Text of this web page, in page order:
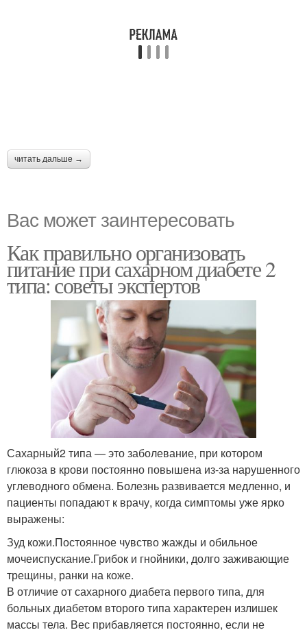
читать дальше →
Вас может заинтересовать
Как правильно организовать
питание при сахарном диабете 2
типа: советы экспертов
Сахарный2 типа — это заболевание, при котором
глюкоза в крови постоянно повышена из-за нарушенного
углеводного обмена. Болезнь развивается медленно, и
пациенты попадают к врачу, когда симптомы уже ярко
выражены:
Зуд кожи.Постоянное чувство жажды и обильное
мочеиспускание.Грибок и гнойники, долго заживающие
трещины, ранки на коже.
В отличие от сахарного диабета первого типа, для
больных диабетом второго типа характерен излишек
массы тела. Вес прибавляется постоянно, если не